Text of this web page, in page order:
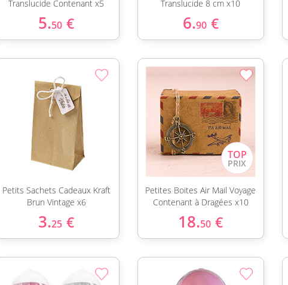
Translucide Contenant x5
5.50 €
Translucide 8 cm x10
6.90 €
Petits Sachets Cadeaux Kraft
Brun Vintage x6
3.25 €
Petites Boites Air Mail Voyage
Contenant à Dragées x10
18.50 €